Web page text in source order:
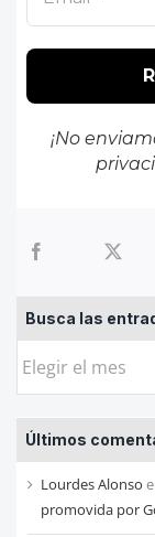
¡No
Busca las
Busca
entradas
de
cada
mes
Últimos
Lourdes Alonso
promovida por